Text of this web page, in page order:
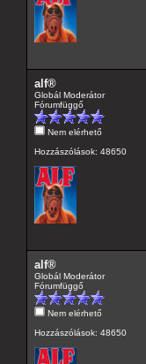
alf®
Globál Moderátor
Fórumfüggő
Nem elérhető
Hozzászólások: 48650
alf®
Globál Moderátor
Fórumfüggő
Nem elérhető
Hozzászólások: 48650